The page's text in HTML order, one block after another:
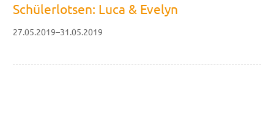
Schülerlotsen: Luca & Evelyn
27.05.2019–31.05.2019